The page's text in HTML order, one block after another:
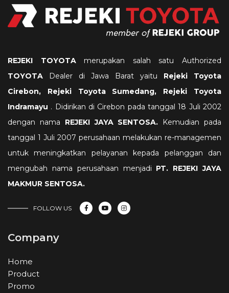
REJEKI TOYOTAmerupakan salah satu Authorized
TOYOTA Dealer di Jawa Barat yaitu Rejeki
Toyota
Cirebon, Rejeki Toyota Sumedang, Rejeki Toyota
Indramayu . Didirikan di Cirebon pada tanggal 18 Juli 2002
dengan nama REJEKI JAYA SENTOSA. Kemudian pada
tanggal 1 Juli 2007 perusahaan melakukan re-managemen
untuk meningkatkan pelayanan kepada pelanggan dan
mengubah nama perusahaan menjadi PT. REJEKI JAYA
MAKMUR SENTOSA.
FOLLOW US
Company
Home
Product
Promo